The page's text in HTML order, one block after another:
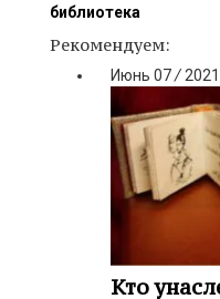
библиотека
Рекомендуем:
Июнь 07/ 2021
Кто